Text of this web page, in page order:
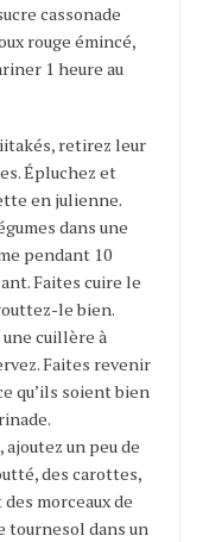
cassonade
rouge émincé,
1 heure au
retirez leur
Épluchez et
en julienne.
dans une
pendant 10
Faites cuire le
le bien.
cuillère à
Faites revenir
qu’ils soient bien
un peu de
des carottes,
morceaux de
tournesol dans un